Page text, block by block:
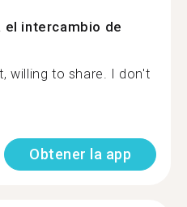
el intercambio de
willing to share. I don't
Obtener la app